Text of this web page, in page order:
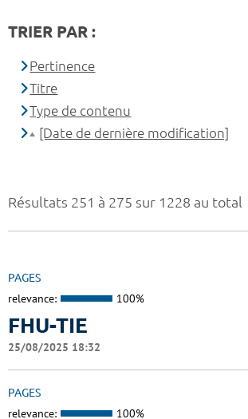
Résultats 251 à 275 sur 1228 au total
PAGES
relevance: 100%
FHU-TIE
25/08/2025 18:32
PAGES
relevance: 100%
TRIER PAR :
Pertinence
Titre
Type de contenu
[Date de dernière modification]